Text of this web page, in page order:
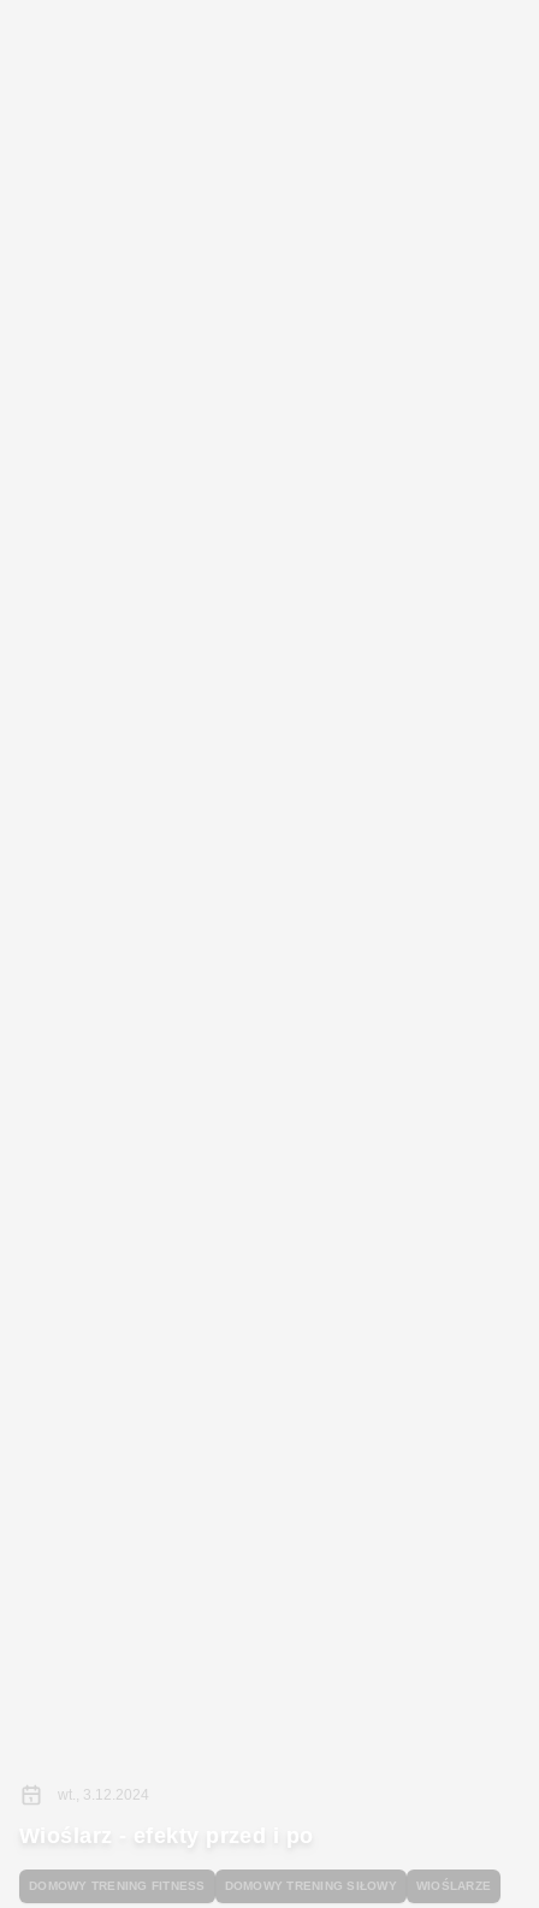
wt., 3.12.2024
Wioślarz - efekty przed i po
DOMOWY TRENING FITNESS DOMOWY TRENING SIŁOWY WIOŚLARZE